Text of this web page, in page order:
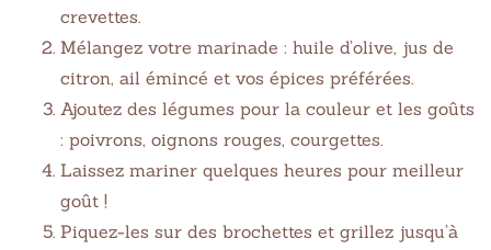
crevettes.
Mélangez votre marinade : huile d’olive, jus de
citron, ail émincé et vos épices préférées.
Ajoutez des légumes pour la couleur et les goûts
: poivrons, oignons rouges, courgettes.
Laissez mariner quelques heures pour meilleur
goût !
Piquez-les sur des brochettes et grillez jusqu’à